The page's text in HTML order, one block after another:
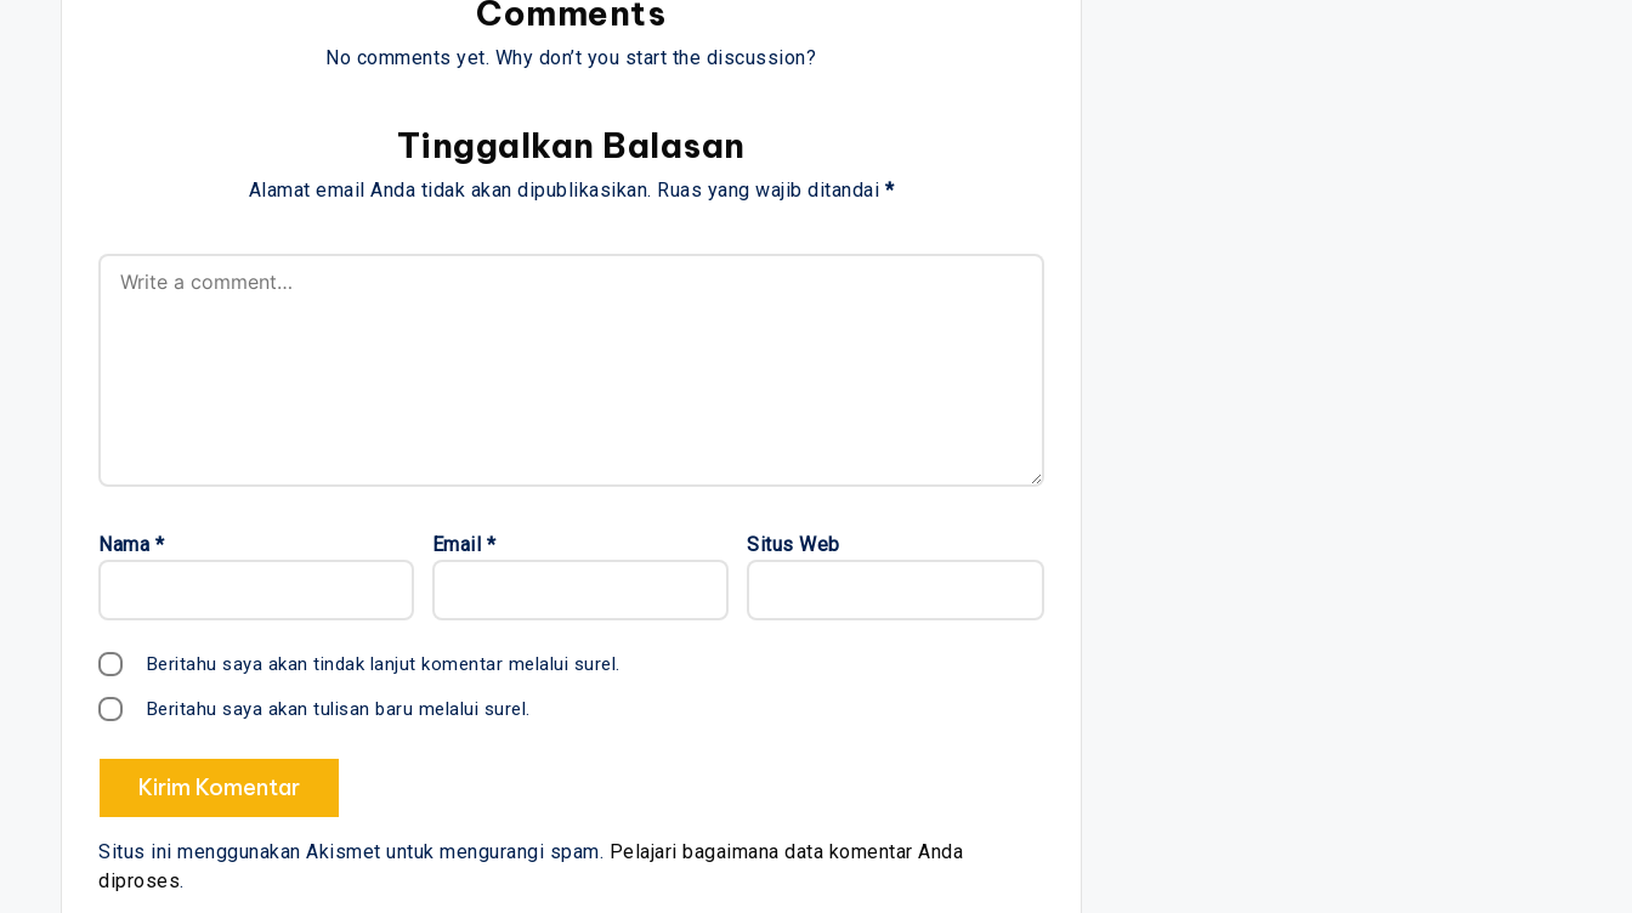
Comments
No comments yet. Why don’t you start the discussion?
Tinggalkan Balasan
Alamat email Anda tidak akan dipublikasikan. Ruas yang wajib ditandai *
Nama * Email * Situs Web
Beritahu saya akan tindak lanjut komentar melalui surel.
Beritahu saya akan tulisan baru melalui surel.
Situs ini menggunakan Akismet untuk mengurangi spam. Pelajari bagaimana data komentar Anda
diproses.